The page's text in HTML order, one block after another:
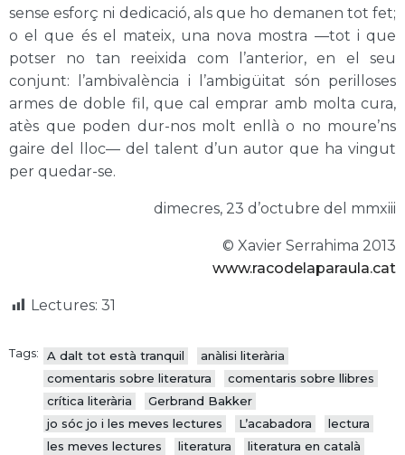
sense esforç ni dedicació, als que ho demanen tot fet;
o el que és el mateix, una nova mostra —tot i que
potser no tan reeixida com l’anterior, en el seu
conjunt: l’ambivalència i l’ambigüitat són perilloses
armes de doble fil, que cal emprar amb molta cura,
atès que poden dur-nos molt enllà o no moure’ns
gaire del lloc— del talent d’un autor que ha vingut
per quedar-se.
dimecres, 23 d’octubre del mmxiii
© Xavier Serrahima 2013
www.racodelaparaula.cat
Lectures: 31
Tags: A dalt tot està tranquil
anàlisi literària
comentaris sobre literatura
comentaris sobre llibres
crítica literària
Gerbrand Bakker
jo sóc jo i les meves lectures
L’acabadora
lectura
les meves lectures
literatura
literatura en català